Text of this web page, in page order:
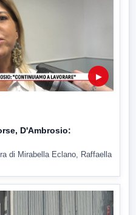
▶
D'Ambrosio:
di Mirabella Eclano, Raffaella